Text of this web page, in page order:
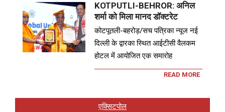
KOTPUTLI-BEHROR: अनिल
शर्मा को मिला मानद डॉक्टरेट
कोटपूतली-बहरोड़/सच पत्रिका न्यूज नई
दिल्ली के द्वारका स्थित आईटीसी वैलकम
होटल में आयोजित एक समारोह
READ MORE
एक्सिटपोल